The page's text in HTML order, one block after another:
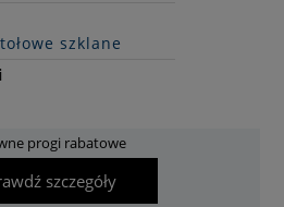
szklane
progi rabatowe
szczegóły